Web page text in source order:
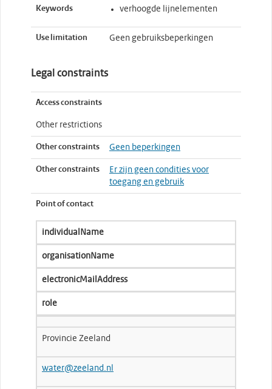
Keywords verhoogde lijnelementen
Use limitation Geen gebruiksbeperkingen
Legal constraints
Access constraints
Other restrictions
Other constraints Geen beperkingen
Other constraints
Er zijn geen condities voor
toegang en gebruik
Point of contact
individualName
organisationName
electronicMailAddress
role
Provincie Zeeland
water@zeeland.nl